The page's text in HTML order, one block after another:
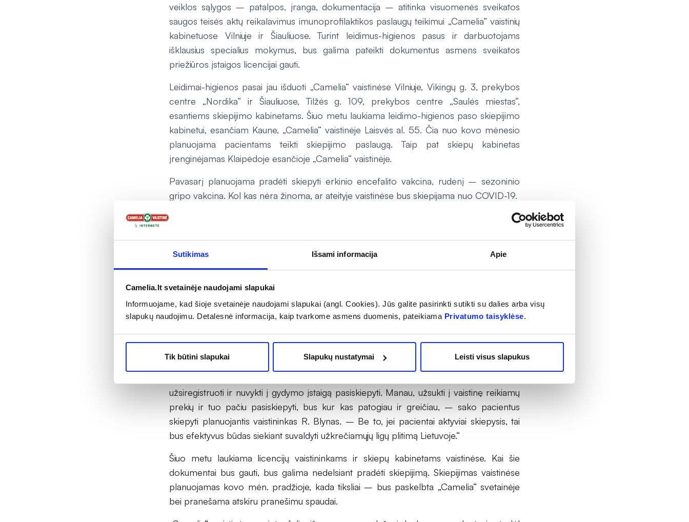
Sutikimas Išsami informacija Apie
Camelia.lt svetainėje naudojami slapukai
Informuojame, kad šioje svetainėje naudojami slapukai (angl. Cookies). Jūs galite pasirinkti sutikti su dalies arba visų
slapukų naudojimu. Detalesnė informacija, kaip tvarkome asmens duomenis, pateikiama Privatumo taisyklėse.
Tik būtini slapukai Slapukų nustatymai Leisti visus slapukus
veiklos sąlygos – patalpos, įranga, dokumentacija – atitinka visuomenės sveikatos
saugos teisės aktų reikalavimus imunoprofilaktikos paslaugų teikimui „Camelia“ vaistinių
kabinetuose Vilniuje ir Šiauliuose. Turint leidimus-higienos pasus ir darbuotojams
išklausius specialius mokymus, bus galima pateikti dokumentus asmens sveikatos
priežiūros įstaigos licencijai gauti.
Leidimai-higienos pasai jau išduoti „Camelia“ vaistinėse Vilniuje, Vikingų g. 3, prekybos
centre „Nordika“ ir Šiauliuose, Tilžės g. 109, prekybos centre „Saulės miestas“,
esantiems skiepijimo kabinetams. Šiuo metu laukiama leidimo-higienos paso skiepijimo
kabinetui, esančiam Kaune, „Camelia“ vaistinėje Laisvės al. 55. Čia nuo kovo mėnesio
planuojama pacientams teikti skiepijimo paslaugą. Taip pat skiepų kabinetas
įrenginėjamas Klaipėdoje esančioje „Camelia“ vaistinėje.
Pavasarį planuojama pradėti skiepyti erkinio encefalito vakcina, rudenį – sezoninio
gripo vakcina. Kol kas nėra žinoma, ar ateityje vaistinėse bus skiepijama nuo COVID-19.
Šiuo metu
„Šiuo metu šalyje vyksta skiepijimas nuo COVID-19 ir vakcinavimas tik intensyvės,
gydymo įstaigoms krūviai didės, todėl norinčiųjų pasiskiepyti srautus bent kiek
sako vaistinių tinklą „Camelia“ valdančios UAB „Nemuno vaistinės“ generalinė direktorė
vaistininkas Rimvydas Blynas. „Iš pacientų ne kartą esu girdėjęs, kad vis planuoja
užsiregistruoti ir nuvykti į gydymo įstaigą pasiskiepyti. Manau, užsukti į vaistinę reikiamų
prekių ir tuo pačiu pasiskiepyti, bus kur kas patogiau ir greičiau, – sako pacientus
skiepyti planuojantis vaistininkas R. Blynas. – Be to, jei pacientai aktyviai skiepysis, tai
bus efektyvus būdas siekiant suvaldyti užkrečiamųjų ligų plitimą Lietuvoje.“
Šiuo metu laukiama licencijų vaistininkams ir skiepų kabinetams vaistinėse. Kai šie
dokumentai bus gauti, bus galima nedelsiant pradėti skiepijimą. Skiepijimas vaistinėse
planuojamas kovo mėn. pradžioje, kada tiksliai – bus paskelbta „Camelia“ svetainėje
bei pranešama atskiru pranešimu spaudai.